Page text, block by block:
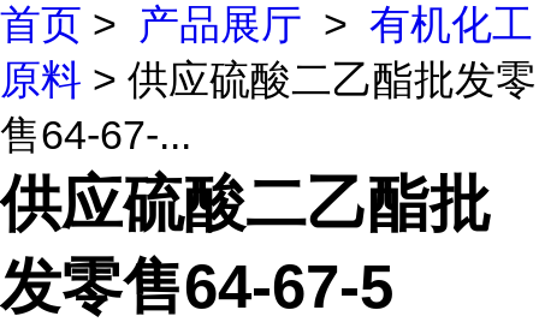
首页 > 产品展厅 > 有机化工
原料 > 供应硫酸二乙酯批发零
售64-67-...
供应硫酸二乙酯批
发零售64-67-5